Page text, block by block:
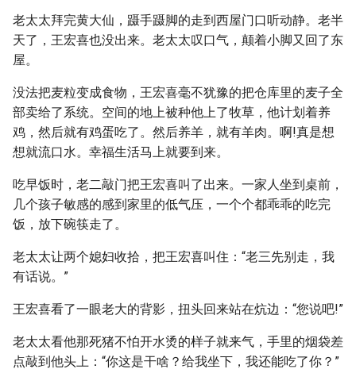
老太太拜完黄大仙，蹑手蹑脚的走到西屋门口听动静。老半
天了，王宏喜也没出来。老太太叹口气，颠着小脚又回了东
屋。
没法把麦粒变成食物，王宏喜毫不犹豫的把仓库里的麦子全
部卖给了系统。空间的地上被种他上了牧草，他计划着养
鸡，然后就有鸡蛋吃了。然后养羊，就有羊肉。啊!真是想
想就流口水。幸福生活马上就要到来。
吃早饭时，老二敲门把王宏喜叫了出来。一家人坐到桌前，
几个孩子敏感的感到家里的低气压，一个个都乖乖的吃完
饭，放下碗筷走了。
老太太让两个媳妇收拾，把王宏喜叫住：“老三先别走，我
有话说。”
王宏喜看了一眼老大的背影，扭头回来站在炕边：“您说吧!”
老太太看他那死猪不怕开水烫的样子就来气，手里的烟袋差
点敲到他头上：“你这是干啥？给我坐下，我还能吃了你？”